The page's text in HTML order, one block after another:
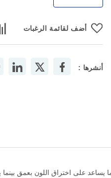
أضف لقائمة الرغبات
أنشرها :
يساعد على اختراق اللون بعمق